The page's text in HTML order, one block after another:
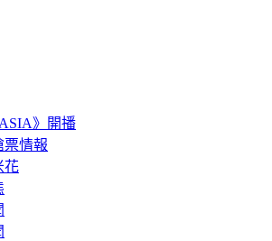
》開播
票情報
花